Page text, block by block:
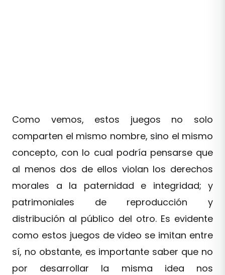
Como vemos, estos juegos no solo
comparten el mismo nombre, sino el mismo
concepto, con lo cual podría pensarse que
al menos dos de ellos violan los derechos
morales a la paternidad e integridad; y
patrimoniales de reproducción y
distribución al público del otro. Es evidente
como estos juegos de video se imitan entre
sí, no obstante, es importante saber que no
por desarrollar la misma idea nos